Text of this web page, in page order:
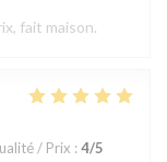
fait maison.
/ Prix : 4/5